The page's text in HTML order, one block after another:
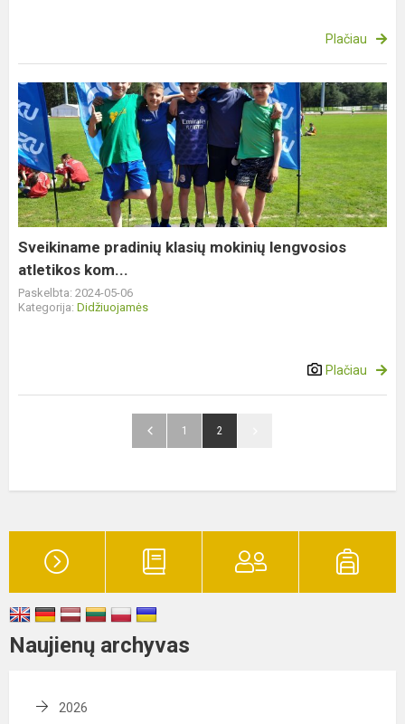
Plačiau
Sveikiname
pradinių
klasių
mokinių
lengvosios
atletikos
kom...
Sveikiname pradinių klasių mokinių lengvosios
atletikos kom...
Paskelbta: 2024-05-06
Kategorija: Didžiuojamės
Plačiau
1 2
Naujienų archyvas
2026